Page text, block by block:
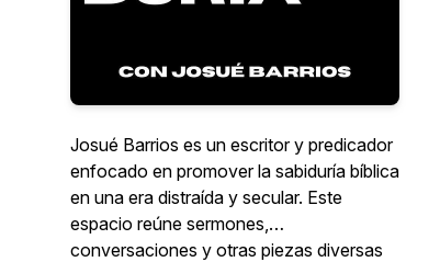
Josué Barrios es un escritor y predicador
enfocado en promover la sabiduría bíblica
en una era distraída y secular. Este
espacio reúne sermones,
conversaciones y otras piezas diversas